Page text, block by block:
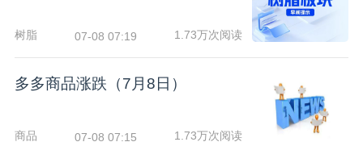
树脂 07-08 07:19 1.73万次阅读
多多商品涨跌（7月8日）
商品 07-08 07:15 1.73万次阅读